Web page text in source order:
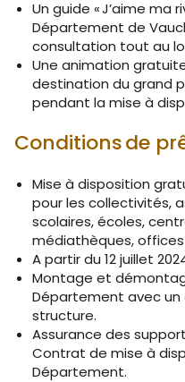
Un guide « J’aime ma
Département de
consultation tout au
Une animation
destination du grand
pendant la mise à
Conditions de
Mise à disposition
pour les collectivités,
scolaires, écoles,
médiathèques,
A partir du 12 juillet
Montage et
Département avec
structure.
Assurance des
Contrat de mise à
Département.